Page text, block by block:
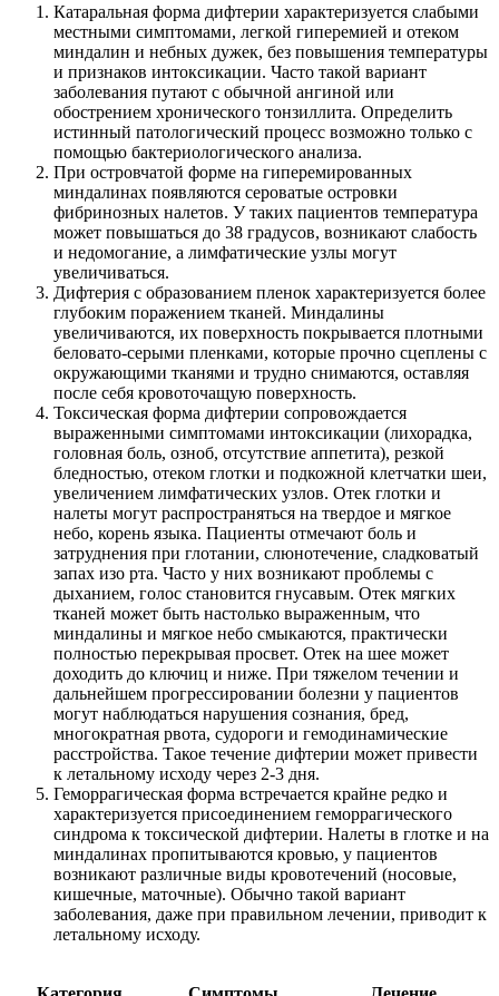
Катаральная форма дифтерии характеризуется слабыми
местными симптомами, легкой гиперемией и отеком
миндалин и небных дужек, без повышения температуры
и признаков интоксикации. Часто такой вариант
заболевания путают с обычной ангиной или
обострением хронического тонзиллита. Определить
истинный патологический процесс возможно только с
помощью бактериологического анализа.
При островчатой форме на гиперемированных
миндалинах появляются сероватые островки
фибринозных налетов. У таких пациентов температура
может повышаться до 38 градусов, возникают слабость
и недомогание, а лимфатические узлы могут
увеличиваться.
Дифтерия с образованием пленок характеризуется более
глубоким поражением тканей. Миндалины
увеличиваются, их поверхность покрывается плотными
беловато-серыми пленками, которые прочно сцеплены с
окружающими тканями и трудно снимаются, оставляя
после себя кровоточащую поверхность.
Токсическая форма дифтерии сопровождается
выраженными симптомами интоксикации (лихорадка,
головная боль, озноб, отсутствие аппетита), резкой
бледностью, отеком глотки и подкожной клетчатки шеи,
увеличением лимфатических узлов. Отек глотки и
налеты могут распространяться на твердое и мягкое
небо, корень языка. Пациенты отмечают боль и
затруднения при глотании, слюнотечение, сладковатый
запах изо рта. Часто у них возникают проблемы с
дыханием, голос становится гнусавым. Отек мягких
тканей может быть настолько выраженным, что
миндалины и мягкое небо смыкаются, практически
полностью перекрывая просвет. Отек на шее может
доходить до ключиц и ниже. При тяжелом течении и
дальнейшем прогрессировании болезни у пациентов
могут наблюдаться нарушения сознания, бред,
многократная рвота, судороги и гемодинамические
расстройства. Такое течение дифтерии может привести
к летальному исходу через 2-3 дня.
Геморрагическая форма встречается крайне редко и
характеризуется присоединением геморрагического
синдрома к токсической дифтерии. Налеты в глотке и на
миндалинах пропитываются кровью, у пациентов
возникают различные виды кровотечений (носовые,
кишечные, маточные). Обычно такой вариант
заболевания, даже при правильном лечении, приводит к
летальному исходу.